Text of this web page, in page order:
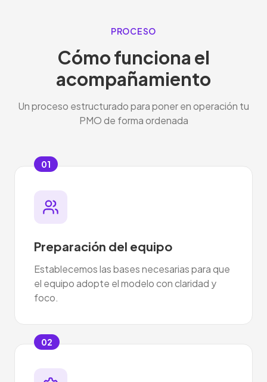
PROCESO
Cómo funciona el
acompañamiento
Un proceso estructurado para poner en operación tu
PMO de forma ordenada
01
Preparación del equipo
Establecemos las bases necesarias para que
el equipo adopte el modelo con claridad y
foco.
02